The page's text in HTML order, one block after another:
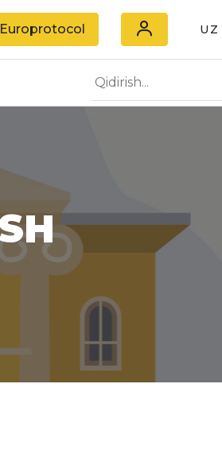
Europrotocol UZ